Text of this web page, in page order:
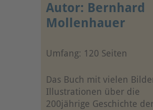
Autor: Bernhard
Mollenhauer
Umfang: 120 Seiten
Das Buch mit vielen
Illustrationen über die
200jährige Geschichte